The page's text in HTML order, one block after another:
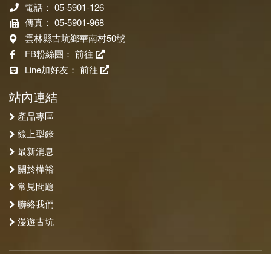
電話： 05-5901-126
傳真： 05-5901-968
雲林縣古坑鄉華南村50號
FB粉絲團： 前往
Line加好友： 前往
站內連結
產品專區
線上型錄
最新消息
關於樺裕
常見問題
聯絡我們
漫遊古坑